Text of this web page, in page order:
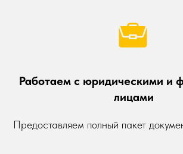
Работаем с юридическими и
лицами
Предоставляем полный пакет